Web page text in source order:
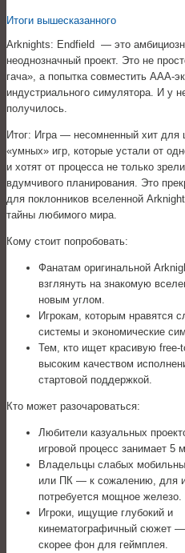
Итоги вышесказанного
Arknights: Endfield — это
неоднозначный проект. Это не
гача», а попытка совместить AAA-
индустриального симулятора. И у
получилось.
Итог: Игра — несомненный хит для
«умных» игр, которые устали от
и хотят от процесса не только
вдумчивого планирования. Это
для поклонников вселенной
тайны любимого мира.
Кому стоит попробовать:
Фанатам оригинальной
взглянуть на знакомую
новым углом.
Игрокам, которым нравятся
системы и экономические
Тем, кто ищет красивую free-
высоким качеством
стартовой поддержкой.
Кто может разочароваться:
Любители казуальных
игровой процесс занимает 5
Владельцы слабых
или ПК — к сожалению, для
потребуется мощное железо.
Игроки, ищущие глубокий и
кинематографичный сюжет —
скорее фон для геймплея.